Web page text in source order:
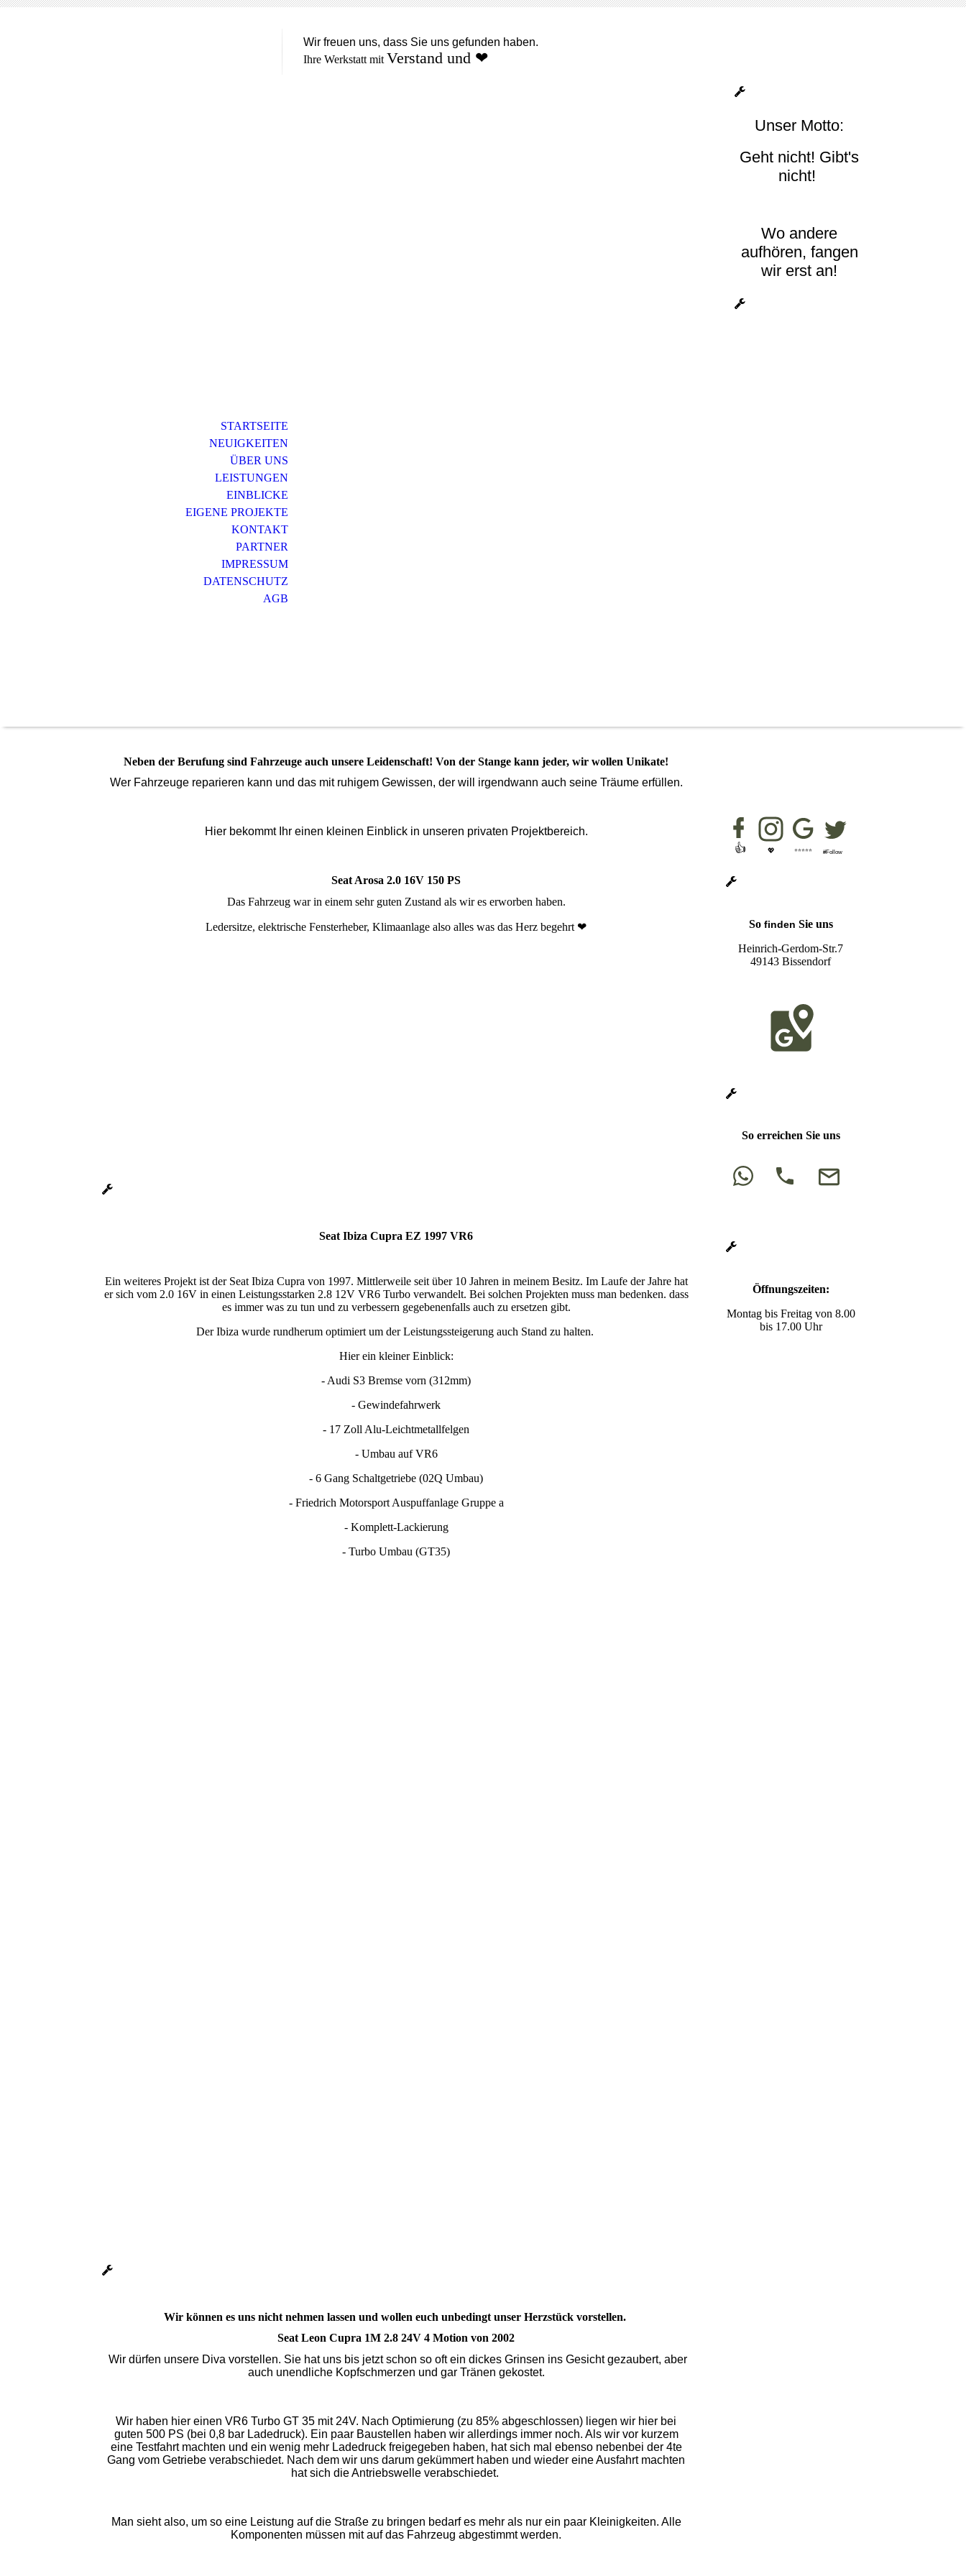
Wir freuen uns, dass Sie uns gefunden haben.
Ihre Werkstatt mit Verstand und ❤
Unser Motto:
Geht nicht! Gibt's
nicht!
Wo andere
aufhören, fangen
wir erst an!
STARTSEITE
NEUIGKEITEN
ÜBER UNS
LEISTUNGEN
EINBLICKE
EIGENE PROJEKTE
KONTAKT
PARTNER
IMPRESSUM
DATENSCHUTZ
AGB
Neben der Berufung sind Fahrzeuge auch unsere Leidenschaft! Von der Stange kann jeder, wir wollen Unikate!
Wer Fahrzeuge reparieren kann und das mit ruhigem Gewissen, der will irgendwann auch seine Träume erfüllen.
Hier bekommt Ihr einen kleinen Einblick in unseren privaten Projektbereich.
Seat Arosa 2.0 16V 150 PS
Das Fahrzeug war in einem sehr guten Zustand als wir es erworben haben.
Ledersitze, elektrische Fensterheber, Klimaanlage also alles was das Herz begehrt ❤
Seat Ibiza Cupra EZ 1997 VR6
Ein weiteres Projekt ist der Seat Ibiza Cupra von 1997. Mittlerweile seit über 10 Jahren in meinem Besitz. Im Laufe der Jahre hat
er sich vom 2.0 16V in einen Leistungsstarken 2.8 12V VR6 Turbo verwandelt. Bei solchen Projekten muss man bedenken. dass
es immer was zu tun und zu verbessern gegebenenfalls auch zu ersetzen gibt.
Der Ibiza wurde rundherum optimiert um der Leistungssteigerung auch Stand zu halten.
Hier ein kleiner Einblick:
- Audi S3 Bremse vorn (312mm)
- Gewindefahrwerk
- 17 Zoll Alu-Leichtmetallfelgen
- Umbau auf VR6
- 6 Gang Schaltgetriebe (02Q Umbau)
- Friedrich Motorsport Auspuffanlage Gruppe a
- Komplett-Lackierung
- Turbo Umbau (GT35)
Wir können es uns nicht nehmen lassen und wollen euch unbedingt unser Herzstück vorstellen.
Seat Leon Cupra 1M 2.8 24V 4 Motion von 2002
Wir dürfen unsere Diva vorstellen. Sie hat uns bis jetzt schon so oft ein dickes Grinsen ins Gesicht gezaubert, aber
auch unendliche Kopfschmerzen und gar Tränen gekostet.
Wir haben hier einen VR6 Turbo GT 35 mit 24V. Nach Optimierung (zu 85% abgeschlossen) liegen wir hier bei
guten 500 PS (bei 0,8 bar Ladedruck). Ein paar Baustellen haben wir allerdings immer noch. Als wir vor kurzem
eine Testfahrt machten und ein wenig mehr Ladedruck freigegeben haben, hat sich mal ebenso nebenbei der 4te
Gang vom Getriebe verabschiedet. Nach dem wir uns darum gekümmert haben und wieder eine Ausfahrt machten
hat sich die Antriebswelle verabschiedet.
Man sieht also, um so eine Leistung auf die Straße zu bringen bedarf es mehr als nur ein paar Kleinigkeiten. Alle
Komponenten müssen mit auf das Fahrzeug abgestimmt werden.
👍 💖 ⭐⭐⭐⭐⭐ #Follow
So finden Sie uns
Heinrich-Gerdom-Str.7
49143 Bissendorf
So erreichen Sie uns
Öffnungszeiten:
Montag bis Freitag von 8.00
bis 17.00 Uhr